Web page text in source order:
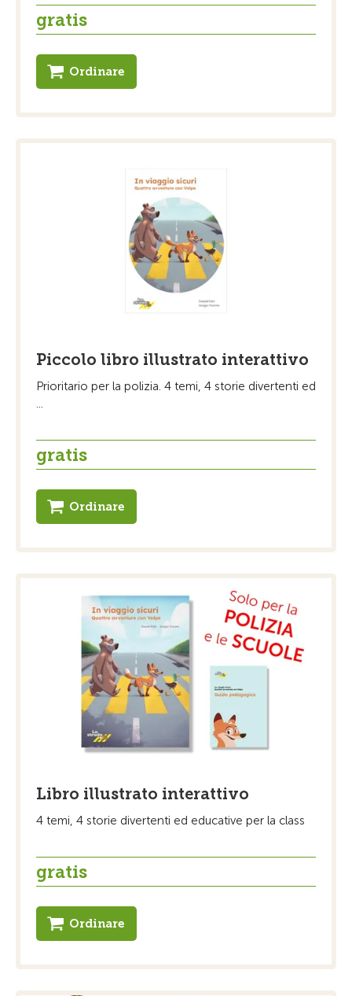
gratis
Ordinare
Piccolo libro illustrato interattivo
Prioritario per la polizia. 4 temi, 4 storie divertenti ed
...
gratis
Ordinare
Libro illustrato interattivo
4 temi, 4 storie divertenti ed educative per la class
gratis
Ordinare